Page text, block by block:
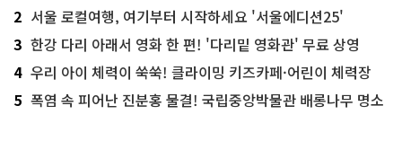
2 서울 로컬여행, 여기부터 시작하세요 '서울에디션25'
3 한강 다리 아래서 영화 한 편! '다리밑 영화관' 무료 상영
4 우리 아이 체력이 쑥쑥! 클라이밍 키즈카페·어린이 체력장
5 폭염 속 피어난 진분홍 물결! 국립중앙박물관 배롱나무 명소